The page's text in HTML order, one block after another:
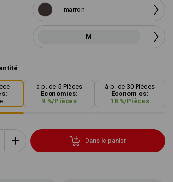
marron
M
à p. de 5 Pièces
Économies:
9 %/Pièces
à p. de 30 Pièces
Économies:
18 %/Pièces
Dans le panier